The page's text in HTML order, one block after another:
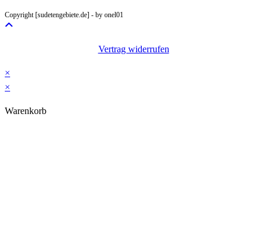
Copyright [sudetengebiete.de] - by onel01
Vertrag widerrufen
×
×
Warenkorb